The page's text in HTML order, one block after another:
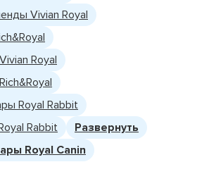
Vivian Royal
Royal
Royal Rabbit
Rabbit
Развернуть
Royal Canin